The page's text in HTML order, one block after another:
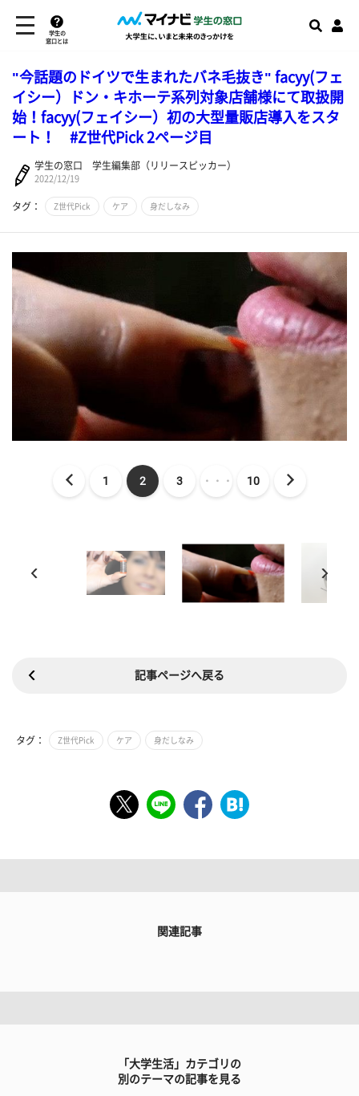
学生の
窓口とは
"今話題のドイツで生まれたバネ毛抜き" facyy(フェ
イシー）ドン・キホーテ系列対象店舗様にて取扱開
始！facyy(フェイシー）初の大型量販店導入をスタ
ート！ #Z世代Pick 2ページ目
学生の窓口 学生編集部（リリースピッカー）
2022/12/19
タグ： Z世代Pick ケア 身だしなみ
1 2 3 ・・・ 10
記事ページへ戻る
タグ： Z世代Pick ケア 身だしなみ
関連記事
「大学生活」カテゴリの
別のテーマの記事を見る